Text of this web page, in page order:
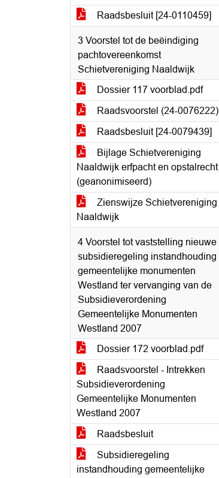
Raadsbesluit [24-0110459]
3 Voorstel tot de beëindiging
pachtovereenkomst
Schietvereniging Naaldwijk
Dossier 117 voorblad.pdf
Raadsvoorstel (24-0076222)
Raadsbesluit [24-0079439]
Bijlage Schietvereniging
Naaldwijk erfpacht en opstalrecht
(geanonimiseerd)
Zienswijze Schietvereniging
Naaldwijk
4 Voorstel tot vaststelling nieuwe
subsidieregeling instandhouding
gemeentelijke monumenten
Westland ter vervanging van de
Subsidieverordening
Gemeentelijke Monumenten
Westland 2007
Dossier 172 voorblad.pdf
Raadsvoorstel - Intrekken
Subsidieverordening
Gemeentelijke Monumenten
Westland 2007
Raadsbesluit
Subsidieregeling
instandhouding gemeentelijke